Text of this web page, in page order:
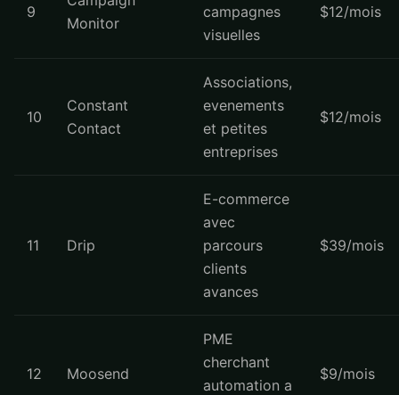
9
Monitor
campagnes
visuelles
$12/mois
10
Constant
Contact
Associations,
evenements
et petites
entreprises
$12/mois
11 Drip
E-commerce
avec
parcours
clients
avances
$39/mois
12 Moosend
PME
cherchant
automation a
$9/mois